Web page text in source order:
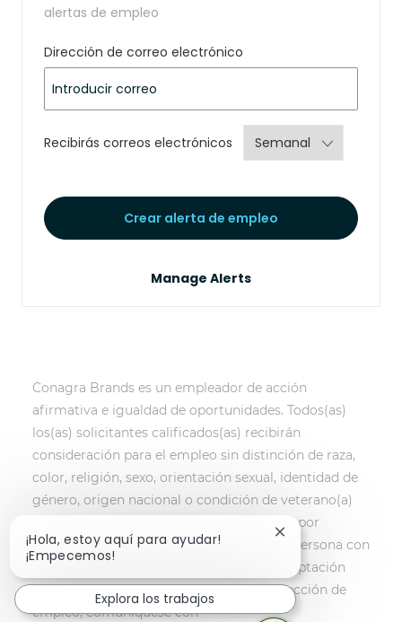
alertas de empleo
Dirección de correo electrónico
Recibirás correos electrónicos Required
Crear alerta de empleo
Manage Alerts
Conagra Brands es un empleador de acción
afirmativa e igualdad de oportunidades. Todos(as)
los(as) solicitantes calificados(as) recibirán
consideración para el empleo sin distinción de raza,
color, religión, sexo, orientación sexual, identidad de
género, origen nacional o condición de veterano(a)
protegido(a) y no serán discriminados(as) por
motivos de discapacidad. Si usted es una persona con
una discapacidad y desea solicitar una adaptación
razonable como parte del proceso de selección de
empleo, comuníquese con
¡Hola, estoy aquí para ayudar!
¡Empecemos!
Cerrar
Explora los trabajos